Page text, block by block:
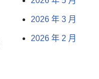
2026 年 3 月
2026 年 2 月